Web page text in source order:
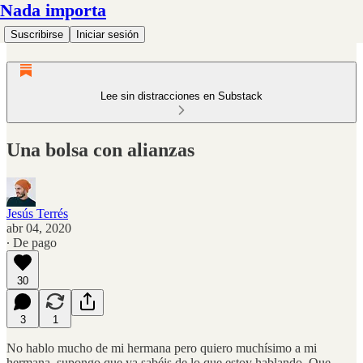
Nada importa
Suscribirse Iniciar sesión
Lee sin distracciones en Substack
Una bolsa con alianzas
Jesús Terrés
abr 04, 2020
∙ De pago
30
3 1
No hablo mucho de mi hermana pero quiero muchísimo a mi